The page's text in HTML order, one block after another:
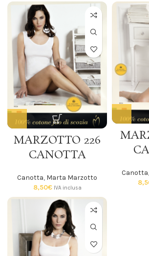
MARZOTTO 226
CANOTTA
Canotta, Marta Marzotto
8,50€ IVA inclusa
Canotta,